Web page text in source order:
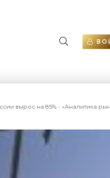
вырос на 85% - «Аналитика